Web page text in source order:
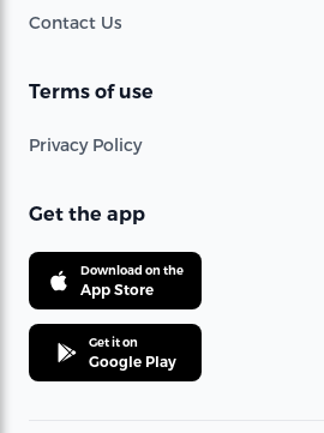
Contact Us
Terms of use
Privacy Policy
Get the app
Download on the
App Store
Get it on
Google Play